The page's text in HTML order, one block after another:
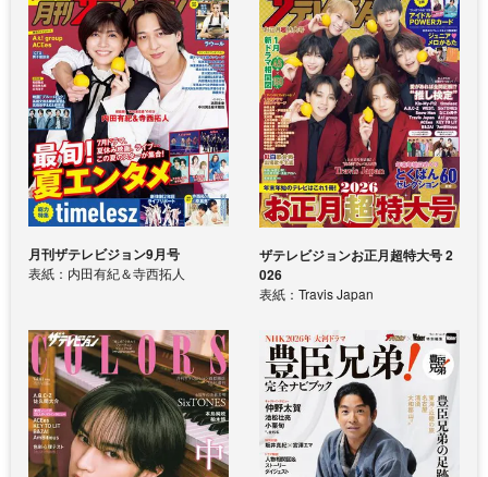
月刊ザテレビジョン9月号
表紙：内田有紀＆寺西拓人
ザテレビジョンお正月超特大号 2
026
表紙：Travis Japan